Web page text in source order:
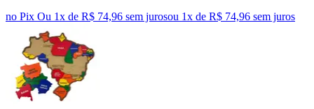
no Pix Ou 1x de R$ 74,96 sem jurosou 1x de R$ 74,96 sem juros